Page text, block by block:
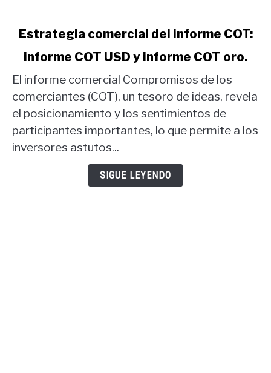
link
Estrategia
comercial
del
informe
COT:
informe
COT
Estrategia comercial del informe COT:
informe COT USD y informe COT oro.
El informe comercial Compromisos de los
comerciantes (COT), un tesoro de ideas, revela
el posicionamiento y los sentimientos de
participantes importantes, lo que permite a los
inversores astutos...
SIGUE LEYENDO